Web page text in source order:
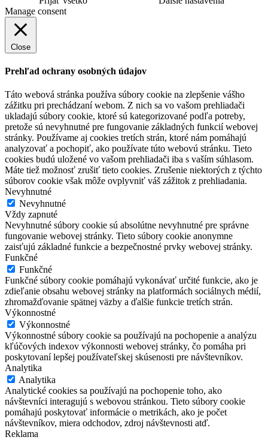
Manage consent
Close
Prehľad ochrany osobných údajov
Táto webová stránka používa súbory cookie na zlepšenie vášho
zážitku pri prechádzaní webom. Z nich sa vo vašom prehliadači
ukladajú súbory cookie, ktoré sú kategorizované podľa potreby,
pretože sú nevyhnutné pre fungovanie základných funkcií webovej
stránky. Používame aj cookies tretích strán, ktoré nám pomáhajú
analyzovať a pochopiť, ako používate túto webovú stránku. Tieto
cookies budú uložené vo vašom prehliadači iba s vaším súhlasom.
Máte tiež možnosť zrušiť tieto cookies. Zrušenie niektorých z týchto
súborov cookie však môže ovplyvniť váš zážitok z prehliadania.
Nevyhnutné
Nevyhnutné
Vždy zapnuté
Nevyhnutné súbory cookie sú absolútne nevyhnutné pre správne
fungovanie webovej stránky. Tieto súbory cookie anonymne
zaisťujú základné funkcie a bezpečnostné prvky webovej stránky.
Funkčné
Funkčné
Funkčné súbory cookie pomáhajú vykonávať určité funkcie, ako je
zdieľanie obsahu webovej stránky na platformách sociálnych médií,
zhromažďovanie spätnej väzby a ďalšie funkcie tretích strán.
Výkonnostné
Výkonnostné
Výkonnostné súbory cookie sa používajú na pochopenie a analýzu
kľúčových indexov výkonnosti webovej stránky, čo pomáha pri
poskytovaní lepšej používateľskej skúsenosti pre návštevníkov.
Analytika
Analytika
Analytické cookies sa používajú na pochopenie toho, ako
návštevníci interagujú s webovou stránkou. Tieto súbory cookie
pomáhajú poskytovať informácie o metrikách, ako je počet
návštevníkov, miera odchodov, zdroj návštevnosti atď.
Reklama